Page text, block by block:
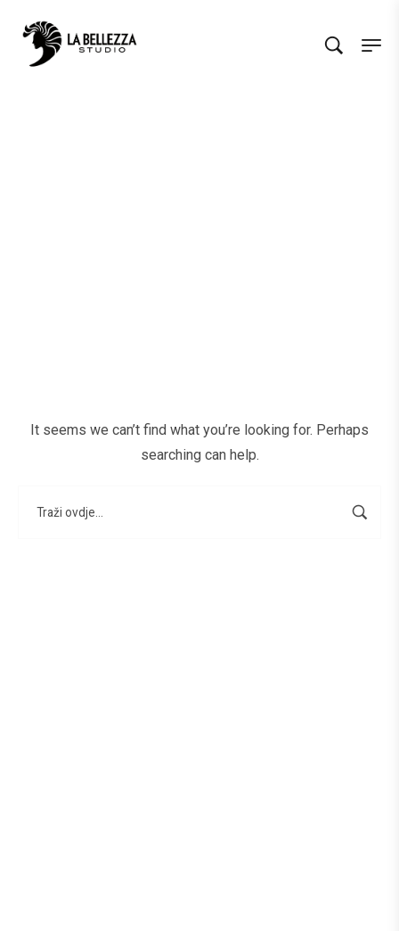
It seems we can’t find what you’re looking for. Perhaps
searching can help.